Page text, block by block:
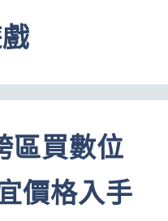
買數位
價格入手